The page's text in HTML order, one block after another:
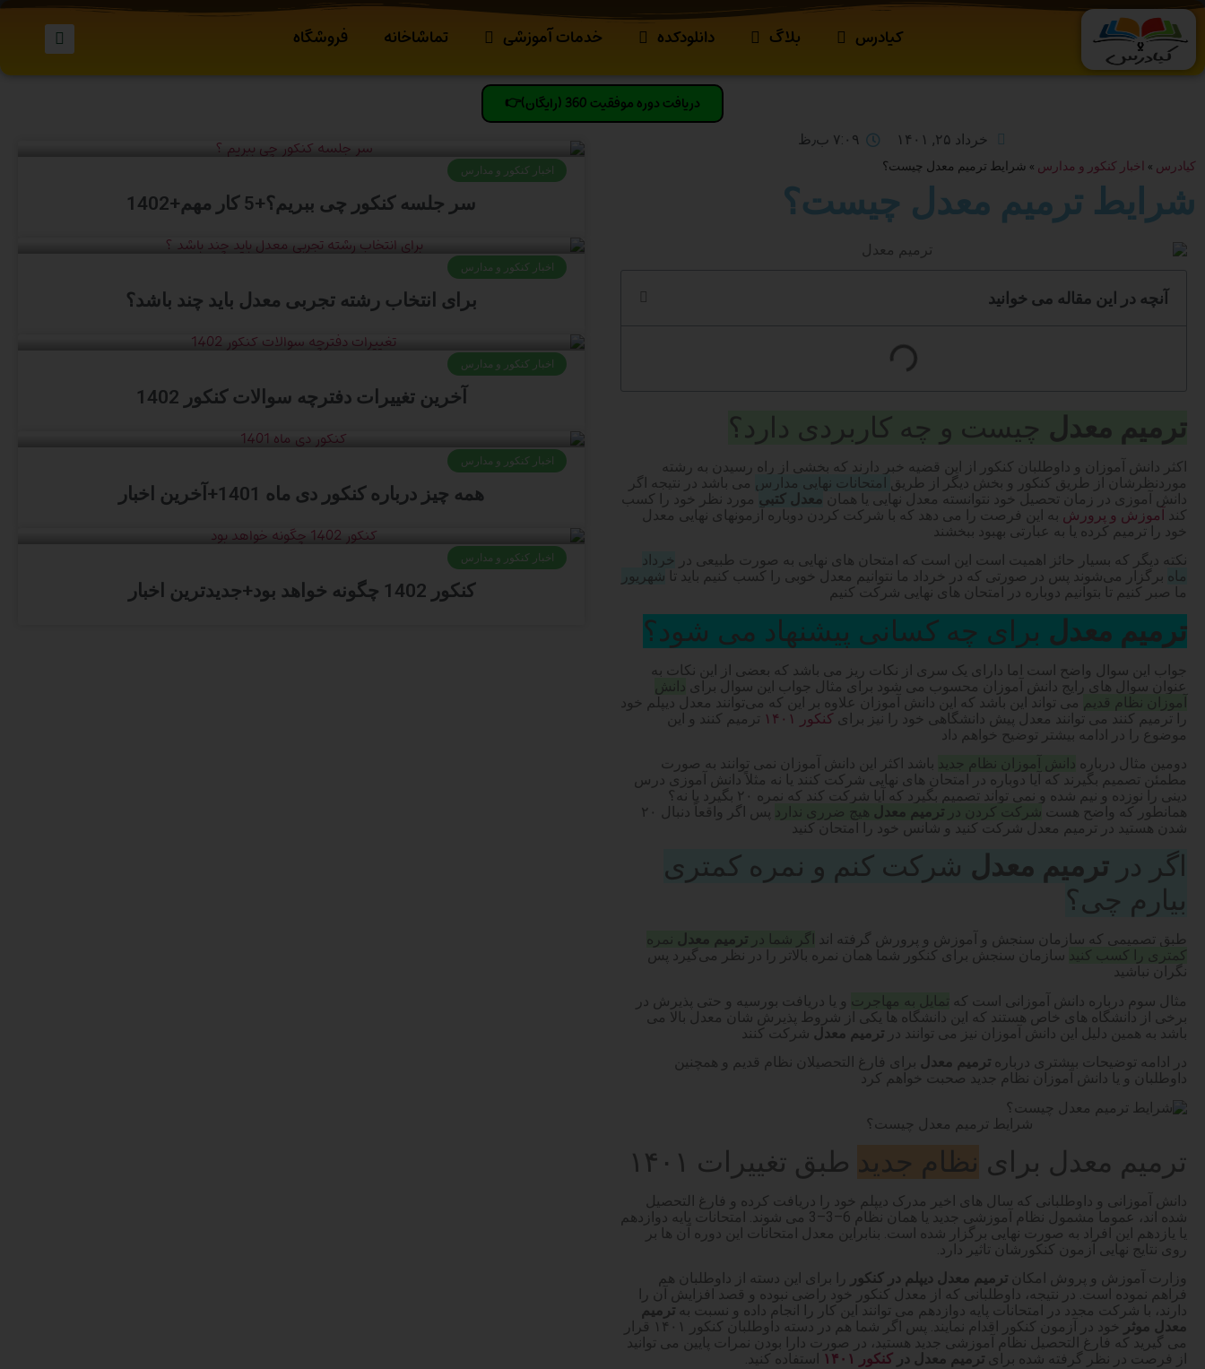
کیادرس بلاگ دانلودکده خدمات آموزشی تماشاخانه فروشگاه
دریافت دوره موفقیت 360 (رایگان)👉
خرداد ۲۵, ۱۴۰۱ ۷:۰۹ ب٫ظ
کیادرس » اخبار کنکور و مدارس » شرایط ترمیم معدل چیست؟
شرایط ترمیم معدل چیست؟
آنچه در این مقاله می خوانید
ترمیم معدل چیست و چه کاربردی دارد؟
اکثر دانش آموزان و داوطلبان کنکور از این قضیه خبر دارند که بخشی از راه رسیدن به رشته
موردنظرشان از طریق کنکور و بخش دیگر از طریق
امتحانات نهایی مدارس
می باشد در نتیجه اگر
دانش آموزی در زمان تحصیل خود نتوانسته معدل نهایی یا همان معدل کتبی مورد نظر خود را کسب
کند آموزش و پرورش به این فرصت را می دهد که با شرکت کردن دوباره آزمونهای نهایی معدل
خود را ترمیم کرده یا به عبارتی بهبود ببخشند
نکته دیگر که بسیار حائز اهمیت است این است که امتحان های نهایی به صورت طبیعی در خرداد
ماه برگزار می‌شوند پس در صورتی که در خرداد ما نتوانیم معدل خوبی را کسب کنیم باید تا شهریور
ما صبر کنیم تا بتوانیم دوباره در امتحان های نهایی شرکت کنیم
ترمیم معدل برای چه کسانی پیشنهاد می شود؟
جواب این سوال واضح است اما دارای یک سری از نکات ریز می باشد که بعضی از این نکات به
عنوان سوال های رایج دانش آموزان محسوب می شود برای مثال جواب این سوال برای دانش
آموزان نظام قدیم می تواند این باشد که این دانش آموزان علاوه بر این که می‌توانند معدل دیپلم خود
را ترمیم کنند می توانند معدل پیش دانشگاهی خود را نیز برای کنکور ۱۴۰۱
ترمیم کنند و این
موضوع را در ادامه بیشتر توضیح خواهم داد
دومین مثال درباره دانش آموزان نظام جدید باشد اکثر این دانش آموزان نمی توانند به صورت
مطمئن تصمیم بگیرند که آیا دوباره در امتحان های نهایی شرکت کنند یا نه مثلاً دانش آموزی درس
دینی را نوزده و نیم شده و نمی تواند تصمیم بگیرد که آیا شرکت کند که نمره ۲۰ بگیرد یا نه؟
همانطور که واضح هست شرکت کردن در ترمیم معدل هیچ ضرری ندارد
پس اگر واقعاً دنبال ۲۰
شدن هستید در ترمیم معدل شرکت کنید و شانس خود را امتحان کنید
اگر در ترمیم معدل شرکت کنم و نمره کمتری
بیارم چی؟
طبق تصمیمی که سازمان سنجش و آموزش و پرورش گرفته اند اگر شما در ترمیم معدل نمره
کمتری را کسب کنید سازمان سنجش برای کنکور شما همان نمره بالاتر را در نظر می‌گیرد پس
نگران نباشید
مثال سوم درباره دانش آموزانی است که تمایل به مهاجرت و یا دریافت بورسیه و حتی پذیرش در
برخی از دانشگاه های خاص هستند که این دانشگاه ها یکی از شروط پذیرش شان معدل بالا می
باشد به همین دلیل این دانش آموزان نیز می توانند در ترمیم معدل شرکت کنند
در ادامه توضیحات بیشتری درباره ترمیم معدل برای فارغ التحصیلان نظام قدیم و همچنین
داوطلبان و یا دانش آموزان نظام جدید صحبت خواهم کرد
شرایط ترمیم معدل چیست؟
ترمیم معدل برای نظام جدید طبق تغییرات ۱۴۰۱
دانش آموزانی و داوطلبانی که سال های اخیر مدرک دیپلم خود را دریافت کرده و فارغ التحصیل
شده اند، عموما مشمول نظام آموزشی جدید یا همان نظام 6–3–3 می شوند. امتحانات پایه دوازدهم
یا یازدهم این افراد به صورت نهایی برگزار شده است. بنابراین معدل امتحانات این دوره آن ها بر
روی نتایج نهایی آزمون کنکورشان تاثیر دارد.
وزارت آموزش و پروش امکان ترمیم معدل دیپلم در کنکور را برای این دسته از داوطلبان هم
فراهم نموده است. در نتیجه، داوطلبانی که از معدل کنکور خود راضی نبوده و قصد افزایش آن را
دارند، با شرکت مجدد در امتحانات پایه دوازدهم می توانند این کار را انجام داده و نسبت به ترمیم
معدل موثر
خود در آزمون کنکور اقدام نمایند. پس اگر شما هم در دسته داوطلبان کنکور ۱۴۰۱ قرار
می گیرید که فارغ التحصیل نظام آموزشی جدید هستید، در صورت دارا بودن نمرات پایین می توانید
از فرصت در نظر گرفته شده برای ترمیم معدل در کنکور ۱۴۰۱ استفاده کنید.
اخبار کنکور و مدارس
سر جلسه کنکور چی ببریم؟+5 کار مهم+1402
اخبار کنکور و مدارس
برای انتخاب رشته تجربی معدل باید چند باشد؟
اخبار کنکور و مدارس
آخرین تغییرات دفترچه سوالات کنکور 1402
اخبار کنکور و مدارس
همه چیز درباره کنکور دی ماه 1401+آخرین اخبار
اخبار کنکور و مدارس
کنکور 1402 چگونه خواهد بود+جدیدترین اخبار